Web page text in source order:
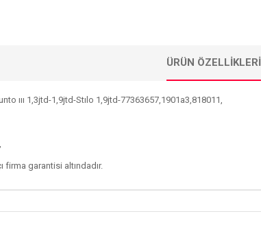
ÜRÜN ÖZELLIKLERI
ııı 1,3jtd-1,9jtd-Stılo 1,9jtd-77363657,1901a3,818011,
firma garantisi altındadır.